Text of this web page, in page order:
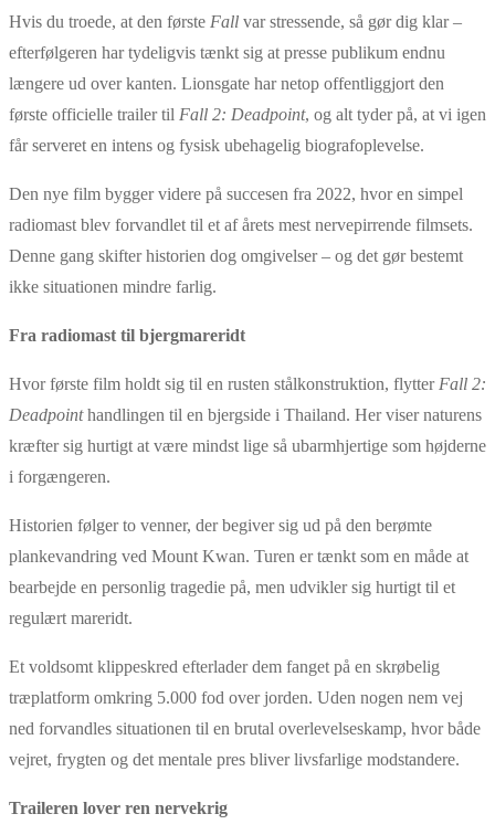
Hvis du troede, at den første Fall var stressende, så gør dig klar –
efterfølgeren har tydeligvis tænkt sig at presse publikum endnu
længere ud over kanten. Lionsgate har netop offentliggjort den
første officielle trailer til Fall 2: Deadpoint, og alt tyder på, at vi igen
får serveret en intens og fysisk ubehagelig biografoplevelse.
Den nye film bygger videre på succesen fra 2022, hvor en simpel
radiomast blev forvandlet til et af årets mest nervepirrende filmsets.
Denne gang skifter historien dog omgivelser – og det gør bestemt
ikke situationen mindre farlig.
Fra radiomast til bjergmareridt
Hvor første film holdt sig til en rusten stålkonstruktion, flytter Fall 2:
Deadpointhandlingen til en bjergside i Thailand. Her viser naturens
kræfter sig hurtigt at være mindst lige så ubarmhjertige som højderne
i forgængeren.
Historien følger to venner, der begiver sig ud på den berømte
plankevandring ved Mount Kwan. Turen er tænkt som en måde at
bearbejde en personlig tragedie på, men udvikler sig hurtigt til et
regulært mareridt.
Et voldsomt klippeskred efterlader dem fanget på en skrøbelig
træplatform omkring 5.000 fod over jorden. Uden nogen nem vej
ned forvandles situationen til en brutal overlevelseskamp, hvor både
vejret, frygten og det mentale pres bliver livsfarlige modstandere.
Traileren lover ren nervekrig